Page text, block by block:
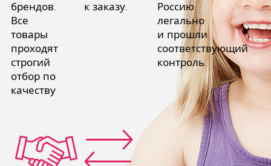
брендов.
Все
товары
проходят
строгий
отбор по
качеству
к заказу.
Россию
легально
и прошли
соответствующий
контроль.